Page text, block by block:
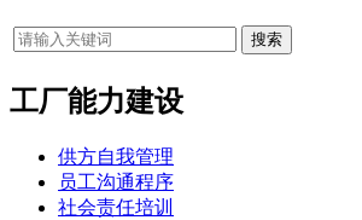
工厂能力建设
供方自我管理
员工沟通程序
社会责任培训